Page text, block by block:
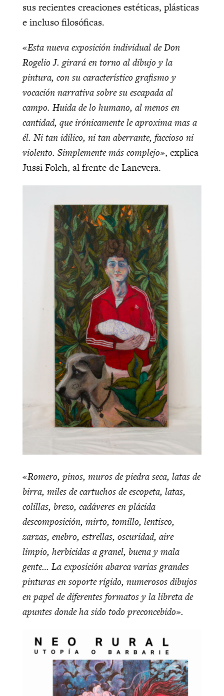
sus recientes creaciones estéticas, plásticas
e incluso filosóficas.
«Esta nueva exposición individual de Don
Rogelio J. girará en torno al dibujo y la
pintura, con su característico grafismo y
vocación narrativa sobre su escapada al
campo. Huida de lo humano, al menos en
cantidad, que irónicamente le aproxima mas a
él. Ni tan idílico, ni tan aberrante, faccioso ni
violento. Simplemente más complejo», explica
Jussi Folch, al frente de Lanevera.
«Romero, pinos, muros de piedra seca, latas de
birra, miles de cartuchos de escopeta, latas,
colillas, brezo, cadáveres en plácida
descomposición, mirto, tomillo, lentisco,
zarzas, enebro, estrellas, oscuridad, aire
limpio, herbicidas a granel, buena y mala
gente… La exposición abarca varias grandes
pinturas en soporte rígido, numerosos dibujos
en papel de diferentes formatos y la libreta de
apuntes donde ha sido todo preconcebido».